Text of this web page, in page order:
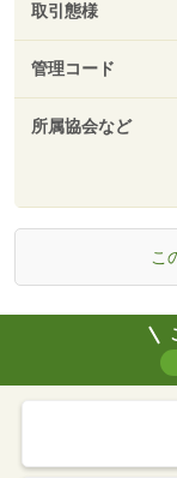
取引態様
管理コード
所属協会など
こ